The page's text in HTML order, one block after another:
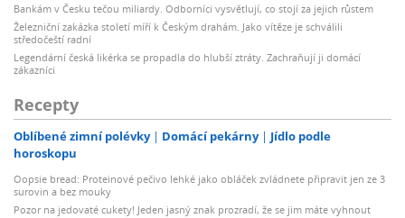
Bankám v Česku tečou miliardy. Odborníci vysvětlují, co stojí za jejich růstem
Železniční zakázka století míří k Českým drahám. Jako vítěze je schválili
středočeští radní
Legendární česká likérka se propadla do hlubší ztráty. Zachraňují ji domácí
zákazníci
Recepty
Oblíbené zimní polévky Domácí pekárny
Jídlo podle
horoskopu
Oopsie bread: Proteinové pečivo lehké jako obláček zvládnete připravit jen ze 3
surovin a bez mouky
Pozor na jedovaté cukety! Jeden jasný znak prozradí, že se jim máte vyhnout